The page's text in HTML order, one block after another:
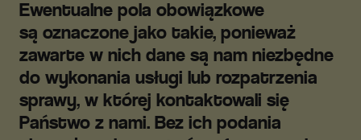
Ewentualne pola obowiązkowe
są oznaczone jako takie, ponieważ
zawarte w nich dane są nam niezbędne
do wykonania usługi lub rozpatrzenia
sprawy, w której kontaktowali się
Państwo z nami. Bez ich podania